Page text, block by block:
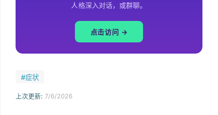
人格深入对话，或群聊。
点击访问 →
#症状
上次更新: 7/6/2026